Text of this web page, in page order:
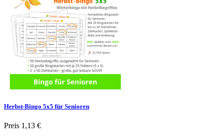
Herbst-Bingo 5x5 für Senioren
Preis 1,13 €